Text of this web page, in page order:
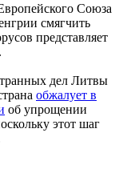
Союза
смягчить
представляет
дел Литвы
обжалует в
об упрощении
этот шаг